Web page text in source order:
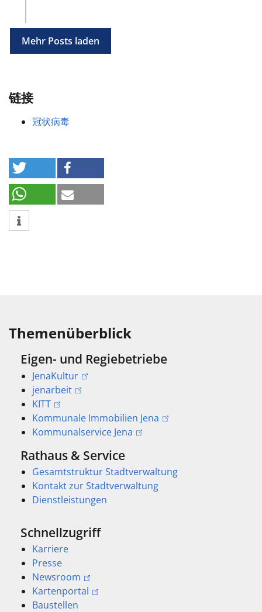
Mehr Posts laden
链接
冠状病毒
Themenüberblick
Eigen- und Regiebetriebe
JenaKultur
jenarbeit
KITT
Kommunale Immobilien Jena
Kommunalservice Jena
Rathaus & Service
Gesamtstruktur Stadtverwaltung
Kontakt zur Stadtverwaltung
Dienstleistungen
Schnellzugriff
Karriere
Presse
Newsroom
Kartenportal
Baustellen